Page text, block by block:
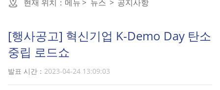
현재 위치： 메뉴> 뉴스 > 공지사항
[행사공고] 혁신기업 K-Demo Day 탄소
중립 로드쇼
발표 시간： 2023-04-24 13:09:03